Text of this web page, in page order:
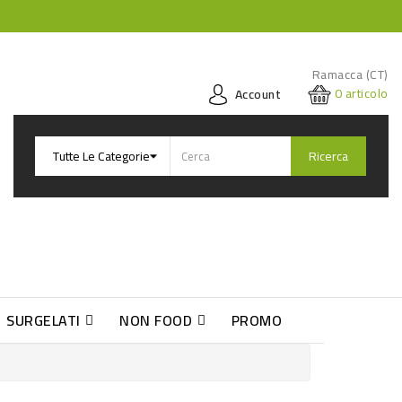
Ramacca (CT)
Account
0articolo
Ricerca
SURGELATI NON FOOD PROMO